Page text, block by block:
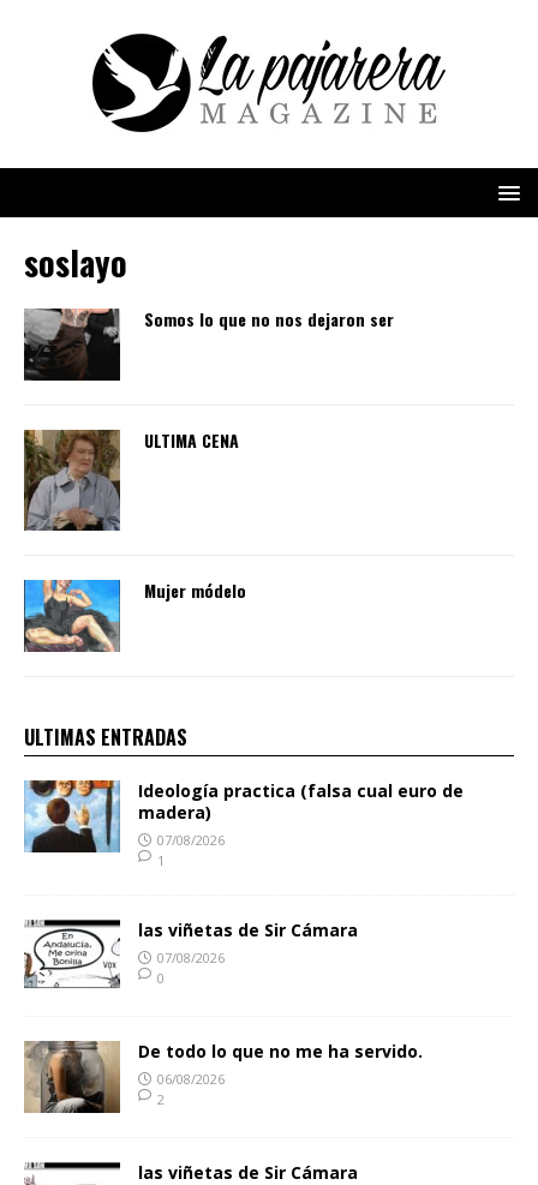
soslayo
Somos lo que no nos dejaron ser
ULTIMA CENA
Mujer módelo
ULTIMAS ENTRADAS
Ideología practica (falsa cual euro de
madera)
07/08/2026
1
las viñetas de Sir Cámara
07/08/2026
0
De todo lo que no me ha servido.
06/08/2026
2
las viñetas de Sir Cámara